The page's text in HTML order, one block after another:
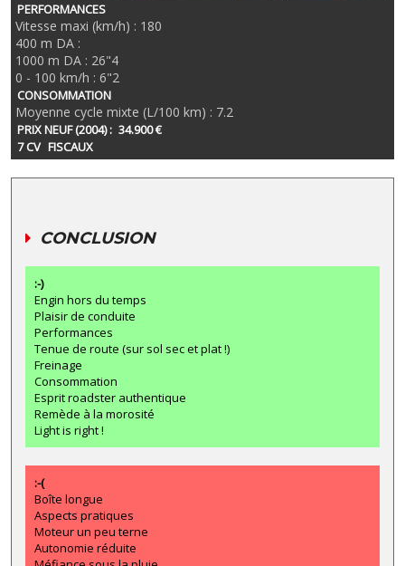
PERFORMANCES
Vitesse maxi (km/h) : 180
400 m DA :
1000 m DA : 26"4
0 - 100 km/h : 6"2
CONSOMMATION
Moyenne cycle mixte (L/100 km) : 7.2
PRIX NEUF (2004) : 34.900 €
7 CV FISCAUX
CONCLUSION
:-)
Engin hors du temps
Plaisir de conduite
Performances
Tenue de route (sur sol sec et plat !)
Freinage
Consommation
Esprit roadster authentique
Remède à la morosité
Light is right !
:-(
Boîte longue
Aspects pratiques
Moteur un peu terne
Autonomie réduite